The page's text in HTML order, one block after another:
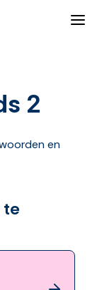
2
en
te